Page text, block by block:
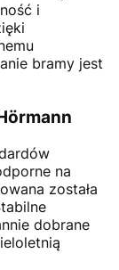
i
bramy jest
na
została
dobrane